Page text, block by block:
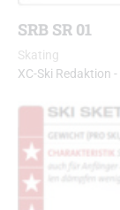
SRB SR 01
Skating
XC-Ski Redaktion -